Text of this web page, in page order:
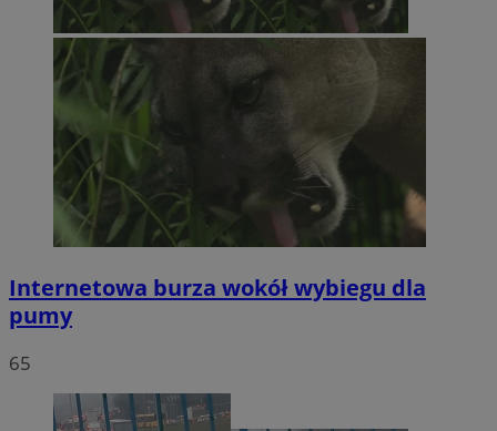
Internetowa burza wokół wybiegu dla
pumy
65